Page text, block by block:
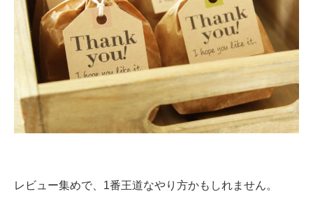
レビュー集めで、1番王道なやり方かもしれません。